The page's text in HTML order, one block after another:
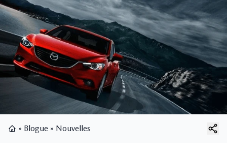
» Blogue » Nouvelles